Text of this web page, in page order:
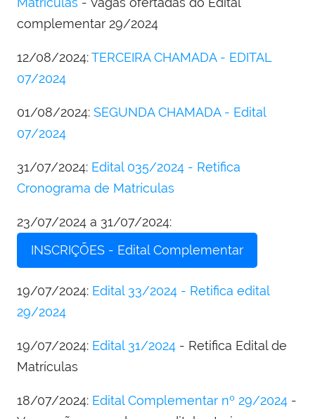
complementar 29/2024
12/08/2024:TERCEIRA CHAMADA - EDITAL
07/2024
01/08/2024: SEGUNDA CHAMADA - Edital
07/2024
31/07/2024: Edital 035/2024 - Retifica
Cronograma de Matrículas
23/07/2024 a 31/07/2024:
INSCRIÇÕES - Edital Complementar
19/07/2024: Edital 33/2024 - Retifica edital
29/2024
19/07/2024: Edital 31/2024 - Retifica Edital de
Matrículas
18/07/2024: Edital Complementar nº 29/2024 -